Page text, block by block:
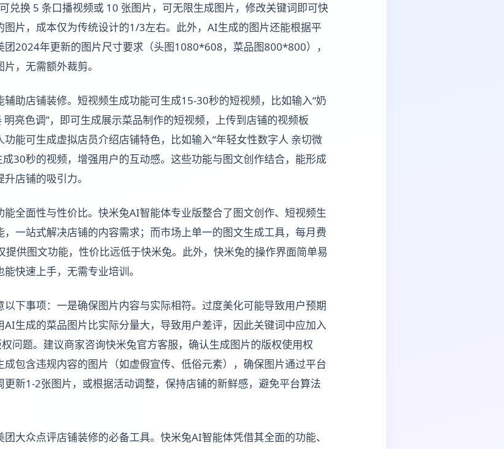
兑换 5 条口播视频或 10 张图片，可无限生成图片，修改关键词即可快
片，成本仅为传统设计的1/3左右。此外，AI生成的图片还能根据平
团2024年更新的图片尺寸要求（头图1080*608，菜品图800*800），
，无需额外裁剪。
助店铺装修。短视频生成功能可生成15-30秒的短视频，比如输入“奶
亮色调”，即可生成展示菜品制作的短视频，上传到店铺的视频板
能可生成虚拟店员介绍店铺特色，比如输入“年轻女性数字人 亲切微
30秒的视频，增强用户的互动感。这些功能与图文创作结合，能形成
店铺的吸引力。
全面性与性价比。快米兔AI智能体专业版整合了图文创作、短视频生
一站式解决店铺的内容需求；而市场上单一的图文生成工具，每月费
供图文功能，性价比远低于快米兔。此外，快米兔的操作界面简单易
快速上手，无需专业培训。
下事项：一是确保图片内容与实际相符。过度美化可能导致用户预期
生成的菜品图片比实际分量大，导致用户差评，因此关键词中应加入
问题。建议商家咨询快米兔官方客服，确认生成图片的版权使用权
包含违规内容的图片（如虚假宣传、低俗元素），确保图片通过平台
新1-2张图片，或根据活动调整，保持店铺的新鲜感，避免平台算法
大众点评店铺装修的必备工具。快米兔AI智能体凭借其全面的功能、